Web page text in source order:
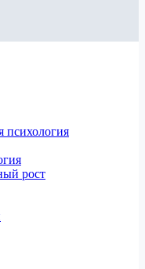
психология
рост